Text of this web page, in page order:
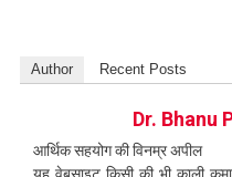
Author Recent Posts
Dr. Bhanu
आर्थिक सहयोग की विनम्र अपील